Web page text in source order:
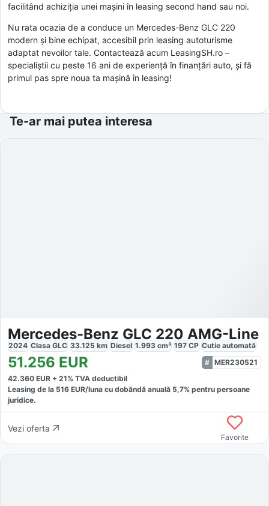
facilitând achiziția unei mașini în leasing second hand sau noi.
Nu rata ocazia de a conduce un Mercedes-Benz GLC 220
modern și bine echipat, accesibil prin leasing autoturisme
adaptat nevoilor tale. Contactează acum LeasingSH.ro –
specialiștii cu peste 16 ani de experiență în finanțări auto, și fă
primul pas spre noua ta mașină în leasing!
Te-ar mai putea interesa
Mercedes-Benz GLC 220 AMG-Line
2024 Clasa GLC 33.125 km Diesel 1.993 cm³ 197 CP Cutie automată
51.256 EUR
MER230521
42.360 EUR + 21% TVA deductibil
Leasing de la 516 EUR/luna cu dobăndă anuală 5,7% pentru persoane
juridice.
Vezi oferta
Favorite